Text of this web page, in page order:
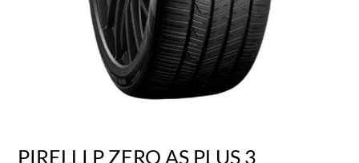
PIRELLI P ZERO AS PLUS 3